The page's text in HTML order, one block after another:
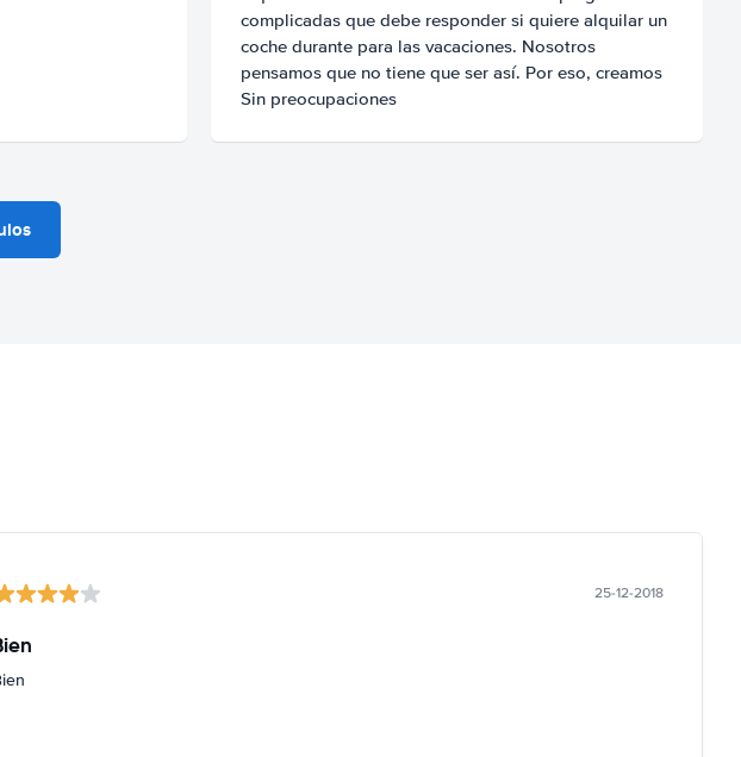
complicadas que debe responder si quiere alquilar un
coche durante para las vacaciones. Nosotros
pensamos que no tiene que ser así. Por eso, creamos
Sin preocupaciones
25-12-2018